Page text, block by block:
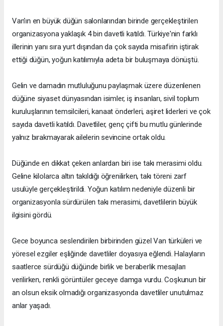
Van'ın en büyük düğün salonlarından birinde gerçekleştirilen
organizasyona yaklaşık 4 bin davetli katıldı. Türkiye'nin farklı
illerinin yanı sıra yurt dışından da çok sayıda misafirin iştirak
ettiği düğün, yoğun katılımıyla adeta bir buluşmaya dönüştü.
Gelin ve damadın mutluluğunu paylaşmak üzere düzenlenen
düğüne siyaset dünyasından isimler, iş insanları, sivil toplum
kuruluşlarının temsilcileri, kanaat önderleri, aşiret liderleri ve çok
sayıda davetli katıldı. Davetliler, genç çifti bu mutlu günlerinde
yalnız bırakmayarak ailelerin sevincine ortak oldu.
Düğünde en dikkat çeken anlardan biri ise takı merasimi oldu.
Geline kilolarca altın takıldığı öğrenilirken, takı töreni zarf
usulüyle gerçekleştirildi. Yoğun katılım nedeniyle düzenli bir
organizasyonla sürdürülen takı merasimi, davetlilerin büyük
ilgisini gördü.
Gece boyunca seslendirilen birbirinden güzel Van türküleri ve
yöresel ezgiler eşliğinde davetliler doyasıya eğlendi. Halayların
saatlerce sürdüğü düğünde birlik ve beraberlik mesajları
verilirken, renkli görüntüler geceye damga vurdu. Coşkunun bir
an olsun eksik olmadığı organizasyonda davetliler unutulmaz
anlar yaşadı.